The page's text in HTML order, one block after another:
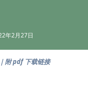
年2月27日
附 pdf 下载链接